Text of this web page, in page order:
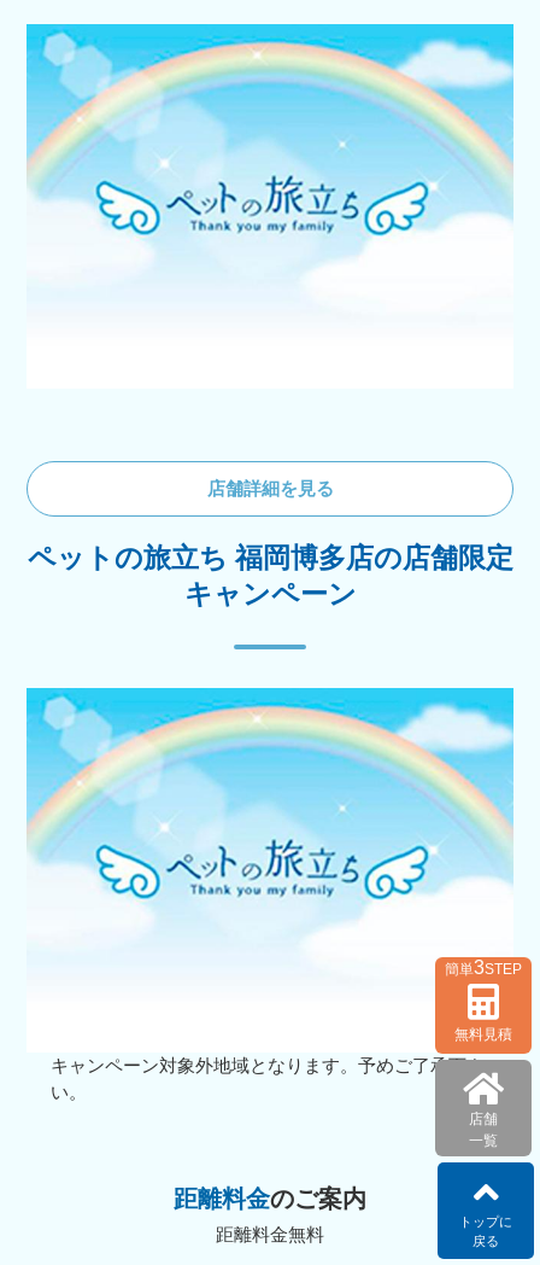
店舗詳細を見る
ペットの旅立ち 福岡博多店の店舗限定
キャンペーン
キャンペーン対象外地域となります。予めご了承下さ
い。
距離料金のご案内
距離料金無料
簡単3STEP
無料見積
店舗
一覧
トップに
戻る